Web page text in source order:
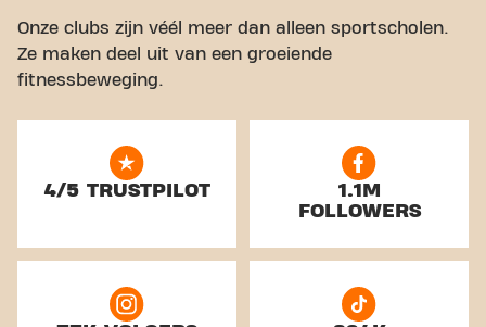
Onze clubs zijn véél meer dan alleen sportscholen.
Ze maken deel uit van een groeiende
fitnessbeweging.
4/5 TRUSTPILOT
1.1M
FOLLOWERS